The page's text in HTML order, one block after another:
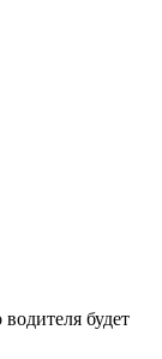
будет